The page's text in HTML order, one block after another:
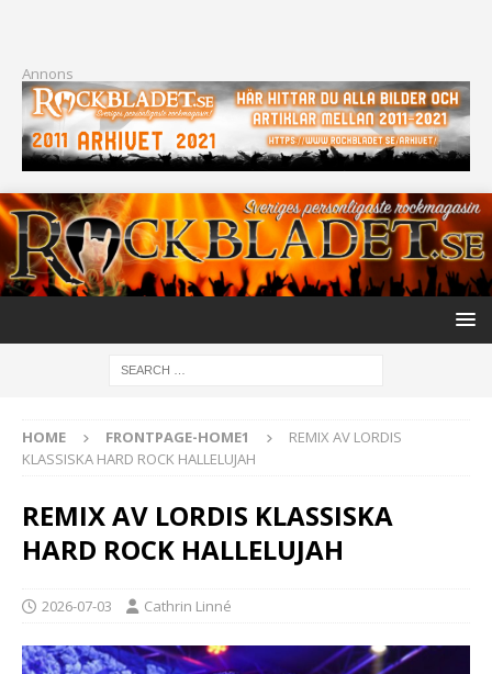
Annons
HOME FRONTPAGE-HOME1
REMIX AV LORDIS
KLASSISKA HARD ROCK HALLELUJAH
REMIX AV LORDIS KLASSISKA
HARD ROCK HALLELUJAH
2026-07-03 Cathrin Linné